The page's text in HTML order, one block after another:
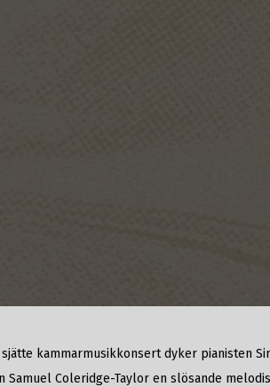
sjätte kammarmusikkonsert dyker pianisten
Samuel Coleridge-Taylor en slösande